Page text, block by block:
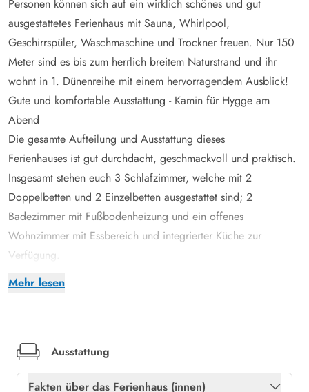
Mehr lesen
Personen können sich auf ein wirklich schönes und gut
ausgestattetes Ferienhaus mit Sauna, Whirlpool,
Geschirrspüler, Waschmaschine und Trockner freuen. Nur 150
Meter sind es bis zum herrlich breitem Naturstrand und ihr
wohnt in 1. Dünenreihe mit einem hervorragendem Ausblick!
Gute und komfortable Ausstattung - Kamin für Hygge am
Abend
Die gesamte Aufteilung und Ausstattung dieses
Ferienhauses ist gut durchdacht, geschmackvoll und praktisch.
Insgesamt stehen euch 3 Schlafzimmer, welche mit 2
Doppelbetten und 2 Einzelbetten ausgestattet sind; 2
Badezimmer mit Fußbodenheizung und ein offenes
Wohnzimmer mit Essbereich und integrierter Küche zur
Verfügung.
Im gemütlich und stilvoll ausgestattetem Wohnbereich gibt es
Abgeschirmte Terrasse mit Gartenmöbeln, Grill und
Liegestühlen im Nordsøvej 134
Ausstattung
Fakten über das Ferienhaus (innen)